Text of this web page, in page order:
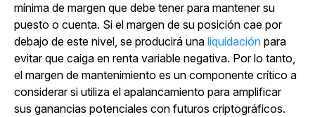
mínima de margen que debe tener para mantener su
puesto o cuenta. Si el margen de su posición cae por
debajo de este nivel, se producirá una liquidación para
evitar que caiga en renta variable negativa. Por lo tanto,
el margen de mantenimiento es un componente crítico a
considerar si utiliza el apalancamiento para amplificar
sus ganancias potenciales con futuros criptográficos.